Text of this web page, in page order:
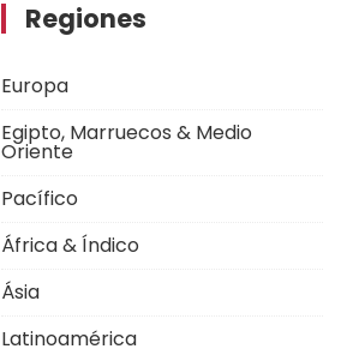
Regiones
Europa
Egipto, Marruecos & Medio
Oriente
Pacífico
África & Índico
Ásia
Latinoamérica